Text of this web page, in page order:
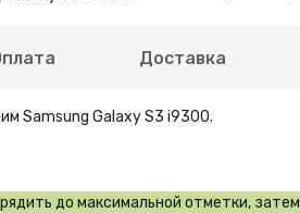
Доставка
Samsung Galaxy S3 i9300.
до максимальной отметки, затем